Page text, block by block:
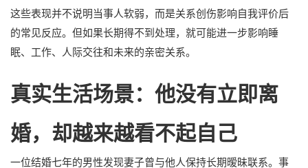
这些表现并不说明当事人软弱，而是关系创伤影响自我评价后
的常见反应。但如果长期得不到处理，就可能进一步影响睡
眠、工作、人际交往和未来的亲密关系。
真实生活场景：他没有立即离
婚，却越来越看不起自己
一位结婚七年的男性发现妻子曾与他人保持长期暧昧联系。事